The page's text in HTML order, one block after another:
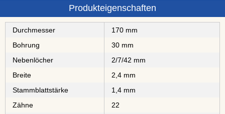
Produkteigenschaften
Durchmesser
170 mm
Bohrung
30 mm
Nebenlöcher
2/7/42 mm
Breite
2,4 mm
Stammblattstärke
1,4 mm
Zähne
22